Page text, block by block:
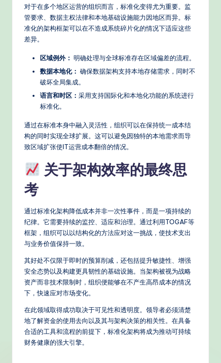
对于在多个地区运营的组织而言，标准化变得尤为重要。监
管要求、数据主权法律和本地基础设施能力因地区而异。标
准化的架构框架可以在不造成系统碎片化的情况下适应这些
差异。
区域例外： 明确处理与全球标准存在区域偏差的流程。
数据本地化： 确保数据架构支持本地存储需求，同时不
破坏全局集成。
语言和时区： 采用支持国际化和本地化功能的系统进行
标准化。
通过在标准本身中融入灵活性，组织可以在保持统一成本结
构的同时实现全球扩展。这可以避免因独特的本地需求而导
致区域扩张使IT运营成本翻倍的情况。
关于架构效率的最终思
考
通过标准化架构降低成本并非一次性事件，而是一项持续的
纪律。它需要持续的监控、适应和治理。通过利用TOGAF等
框架，组织可以以结构化的方法应对这一挑战，使技术支出
与业务价值保持一致。
其好处不仅限于即时的预算削减，还包括提升敏捷性、增强
安全态势以及构建更具韧性的基础设施。当架构被视为战略
资产而非技术限制时，组织便能够在不产生高昂成本的情况
下，快速应对市场变化。
在此领域取得成功取决于可见性和透明度。领导者必须清楚
地了解资金的使用去向以及其与架构决策的相关性。在具备
合适的工具和流程的前提下，标准化架构将成为推动可持续
财务健康的强大引擎。